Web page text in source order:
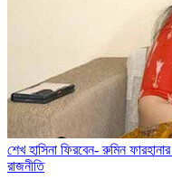
শেখ হাসিনা ফিরবেন- রুমিন
রাজনীতি